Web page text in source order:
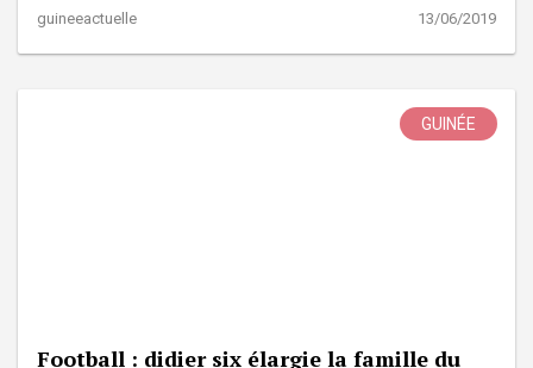
guineeactuelle 13/06/2019
GUINÉE
Football : didier six élargie la famille du